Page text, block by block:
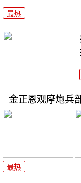
最热
金正恩观摩炮兵
最热